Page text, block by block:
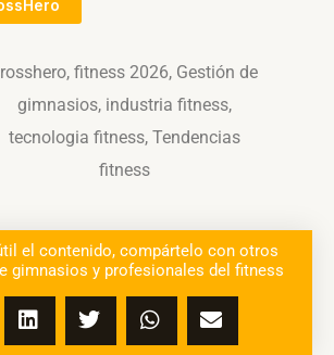
, fitness 2026, Gestión de
gimnasios, industria fitness,
tecnologia fitness, Tendencias
fitness
el contenido, compártelo con otros
gimnasios y profesionales del fitness